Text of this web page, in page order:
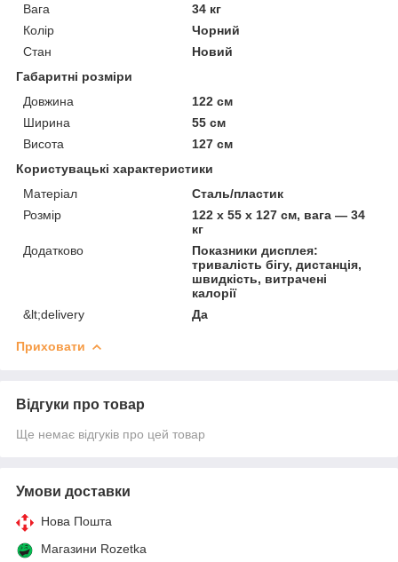
Вага
34 кг
Колір
Чорний
Стан
Новий
Габаритні розміри
Довжина
122 см
Ширина
55 см
Висота
127 см
Користувацькі характеристики
Матеріал
Сталь/пластик
Розмір
122 х 55 х 127 см, вага — 34
кг
Додатково
Показники дисплея:
тривалість бігу, дистанція,
швидкість, витрачені
калорії
&lt;delivery
Да
Приховати
Відгуки про товар
Ще немає відгуків про цей товар
Умови доставки
Нова Пошта
Магазини Rozetka